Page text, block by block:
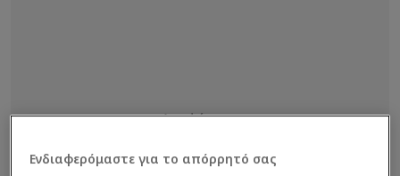
Ενδιαφερόμαστε για το απόρρητό σας